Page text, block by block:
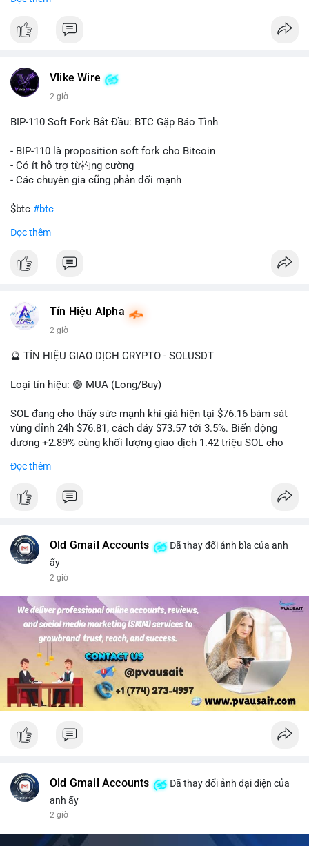
#dongtiencavoi
Nhận định phân tích:
Khối lượng 94.58 BTC trị giá hơn 6.15 triệu USD được di
này có thể phản ánh ba kịch bản chính: thứ nhất, cá voi đang
chuẩn bị thanh khoản bằng cách chuyển lên sàn giao dịch, tạo
để nắm giữ dài hạn, thể hiện niềm tin vào xu hướng tăng; thứ
tán rủi ro. Với mức giá 65K, khối lượng này không quá lớn để
gây sốc thanh khoản tức thời, nhưng vẫn đủ sức tạo biến động
tâm lý ngắn hạn nếu hướng đến sàn tập trung.
Lời khuyên cho nhà đầu tư nhỏ lẻ:
hướng đi của dòng tiền. Tránh hành động theo cảm xúc, ưu
rõ ràng về đích đến của số BTC này.
#dongtienlon
Vlike Wire
2 giờ
BIP-110 Soft Fork Bắt Đầu: BTC Gặp Báo Tình
- BIP-110 là proposition soft fork cho Bitcoin
- Có ít hỗ trợ từ礿ng cường
- Các chuyên gia cũng phản đối mạnh
$btc #btc
#vlikevn
📰 Nguồn: CoinDesk
Đọc thêm
Tín Hiệu Alpha
2 giờ
🔮 TÍN HIỆU GIAO DỊCH CRYPTO - SOLUSDT
Loại tín hiệu: 🟢 MUA (Long/Buy)
SOL đang cho thấy sức mạnh khi giá hiện tại $76.16 bám sát
vùng đỉnh 24h $76.81, cách đáy $73.57 tới 3.5%. Biến động
dương +2.89% cùng khối lượng giao dịch 1.42 triệu SOL cho
hoàn toàn nhịp điều chỉnh.
Khuyến nghị giao dịch cụ thể:
- Mục tiêu chốt lời: TP1: 77.50, TP2: 78.80
- Cắt lỗ: 74.90 (dưới vùng hỗ trợ gần nhất)
chốt 50% vị thế tại TP1 và dời stop loss về điểm hòa vốn.
#solusdt #longsol #vung76 #breakoutsol #lenhmuasol
Đọc thêm
Old Gmail Accounts
Đã thay đổi ảnh bìa của anh
ấy
2 giờ
Old Gmail Accounts
Đã thay đổi ảnh đại diện của
anh ấy
2 giờ